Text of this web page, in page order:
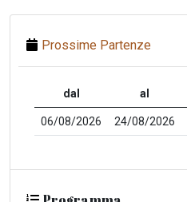
Prossime Partenze
dal al
06/08/2026 24/08/2026